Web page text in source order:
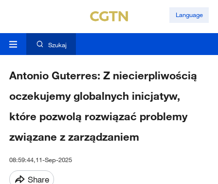
Language
Szukaj
Antonio Guterres: Z niecierpliwością
oczekujemy globalnych inicjatyw,
które pozwolą rozwiązać problemy
związane z zarządzaniem
08:59:44,11-Sep-2025
Share